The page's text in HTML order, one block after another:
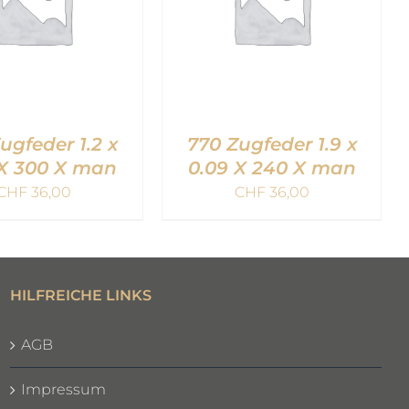
1.2 x
300 X man
36,00
770 Zugfeder 1.9 x
0.09 X 240 X man
CHF36,00
HILFREICHE LINKS
AGB
Impressum